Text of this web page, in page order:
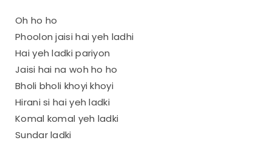
Oh ho ho
Phoolon jaisi hai yeh ladhi
Hai yeh ladki pariyon
Jaisi hai na woh ho ho
Bholi bholi khoyi khoyi
Hirani si hai yeh ladki
Komal komal yeh ladki
Sundar ladki